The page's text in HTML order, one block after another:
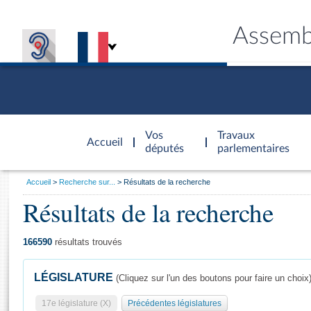
Accueil
d'accueil
Vos
députés
Travaux
parlementaires
Général
Vous
Accueil Recherche sur... Résultats de la recherche
Résultats de la recherche
166590 résultats trouvés
LÉGISLATURE (Cliquez sur l'un des boutons pour faire un choix)
17e législature (X) Précédentes législatures